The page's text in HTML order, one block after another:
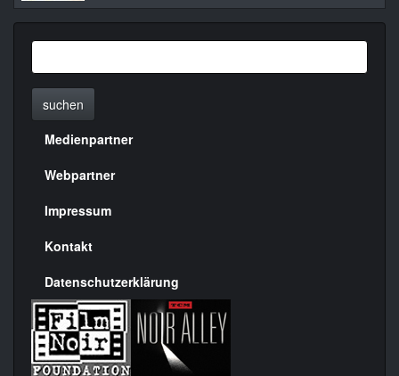
suchen
Menülinks
rechte
Seite
Medienpartner
Webpartner
Impressum
Kontakt
Datenschutzerklärung